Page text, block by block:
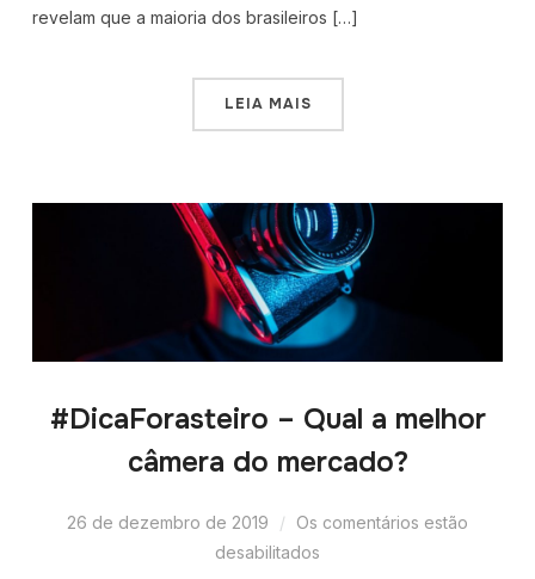
revelam que a maioria dos brasileiros […]
LEIA MAIS
#DicaForasteiro – Qual a melhor
câmera do mercado?
26 de dezembro de 2019
Os comentários estão
desabilitados